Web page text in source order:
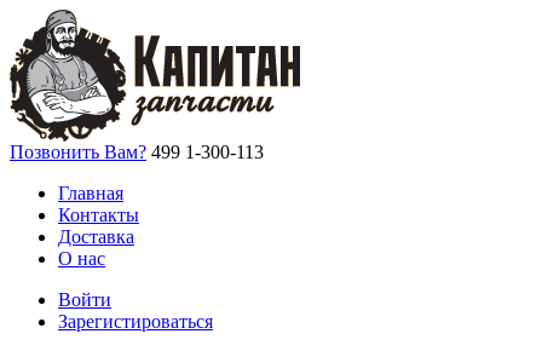
Позвонить Вам? 499 1-300-113
Главная
Контакты
Доставка
О нас
Войти
Зарегистироваться